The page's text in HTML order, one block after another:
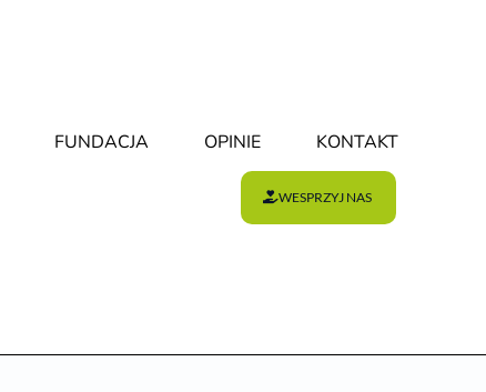
FUNDACJA OPINIE KONTAKT
WESPRZYJ NAS